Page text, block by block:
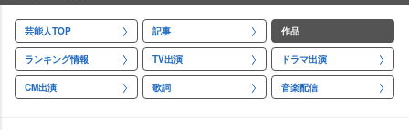
芸能人TOP 記事 作品
ランキング情報 TV出演 ドラマ出演
CM出演 歌詞 音楽配信